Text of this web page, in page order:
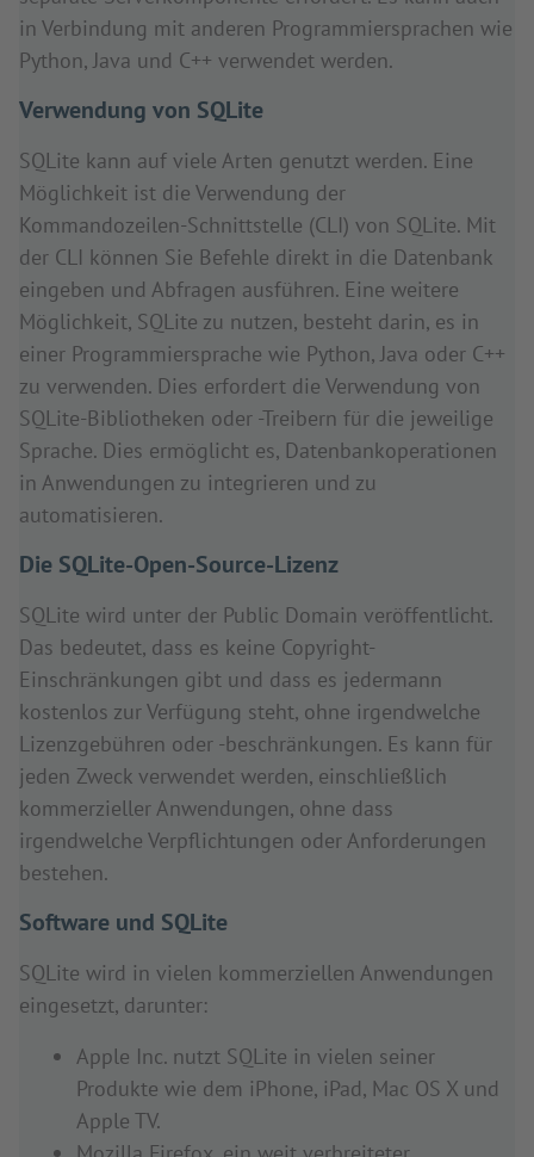
in Verbindung mit anderen Programmiersprachen wie
Python, Java und C++ verwendet werden.
Verwendung von SQLite
SQLite kann auf viele Arten genutzt werden. Eine
Möglichkeit ist die Verwendung der
Kommandozeilen-Schnittstelle (CLI) von SQLite. Mit
der CLI können Sie Befehle direkt in die Datenbank
eingeben und Abfragen ausführen. Eine weitere
Möglichkeit, SQLite zu nutzen, besteht darin, es in
einer Programmiersprache wie Python, Java oder C++
zu verwenden. Dies erfordert die Verwendung von
SQLite-Bibliotheken oder -Treibern für die jeweilige
Sprache. Dies ermöglicht es, Datenbankoperationen
in Anwendungen zu integrieren und zu
automatisieren.
Die SQLite-Open-Source-Lizenz
SQLite wird unter der Public Domain veröffentlicht.
Das bedeutet, dass es keine Copyright-
Einschränkungen gibt und dass es jedermann
kostenlos zur Verfügung steht, ohne irgendwelche
Lizenzgebühren oder -beschränkungen. Es kann für
jeden Zweck verwendet werden, einschließlich
kommerzieller Anwendungen, ohne dass
irgendwelche Verpflichtungen oder Anforderungen
bestehen.
Software und SQLite
SQLite wird in vielen kommerziellen Anwendungen
eingesetzt, darunter:
Apple Inc. nutzt SQLite in vielen seiner
Produkte wie dem iPhone, iPad, Mac OS X und
Apple TV.